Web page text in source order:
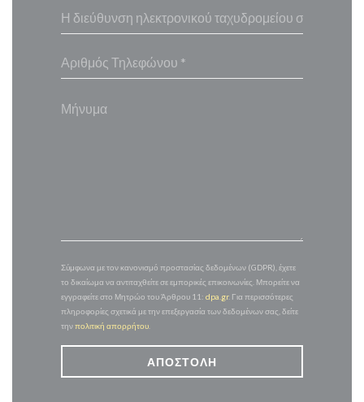
Σύμφωνα με τον κανονισμό προστασίας δεδομένων (GDPR), έχετε
το δικαίωμα να αντιταχθείτε σε εμπορικές επικοινωνίες. Μπορείτε να
εγγραφείτε στο Μητρώο του Άρθρου 11: dpa.gr. Για περισσότερες
πληροφορίες σχετικά με την επεξεργασία των δεδομένων σας, δείτε
τηνπολιτική απορρήτου